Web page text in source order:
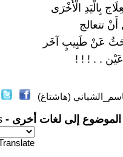
بِالْيَدِ الْأُخْرَى
تتعالج
عَنْ طَبِيبٍ آخَر
. . ! ! !
(هاشتاغ)
إلى لغات أخرى -